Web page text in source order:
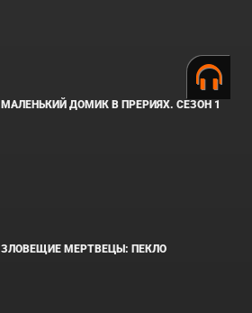
МАЛЕНЬКИЙ ДОМИК В ПРЕРИЯХ. СЕЗОН 1
ЗЛОВЕЩИЕ МЕРТВЕЦЫ: ПЕКЛО